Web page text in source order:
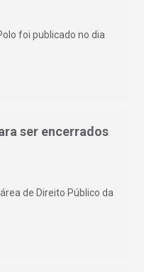
foi publicado no dia
ser encerrados
de Direito Público da